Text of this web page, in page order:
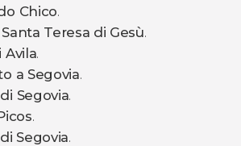
Chico.
Teresa di Gesù.
Avila.
a Segovia.
Segovia.
.
Segovia.